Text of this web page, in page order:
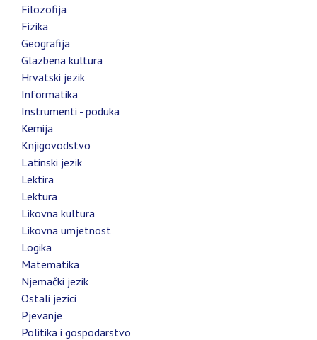
Filozofija
Fizika
Geografija
Glazbena kultura
Hrvatski jezik
Informatika
Instrumenti - poduka
Kemija
Knjigovodstvo
Latinski jezik
Lektira
Lektura
Likovna kultura
Likovna umjetnost
Logika
Matematika
Njemački jezik
Ostali jezici
Pjevanje
Politika i gospodarstvo